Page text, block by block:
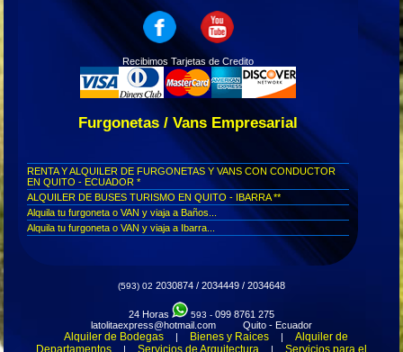
Recibimos Tarjetas de Credito
Furgonetas / Vans Empresarial
RENTA Y ALQUILER DE FURGONETAS Y VANS CON CONDUCTOR
EN QUITO - ECUADOR *
ALQUILER DE BUSES TURISMO EN QUITO - IBARRA **
Alquila tu furgoneta o VAN y viaja a Baños...
Alquila tu furgoneta o VAN y viaja a Ibarra...
Las rutas mas apasionantes para recorrer en Ecuador...
Transporte seguro para conciertos en Cuenca...
Transporte seguro para concierto en Otavalo...
Transporte seguro para concierto en Imbabura...
(593) 02 2030874 / 2034449 / 2034648
24 Horas 593 -099 8761 275
latolitaexpress@hotmail.com Quito - Ecuador
Alquiler de Bodegas | Bienes y Raices |
Alquiler de
Departamentos
| Servicios de Arquitectura | Servicios para el